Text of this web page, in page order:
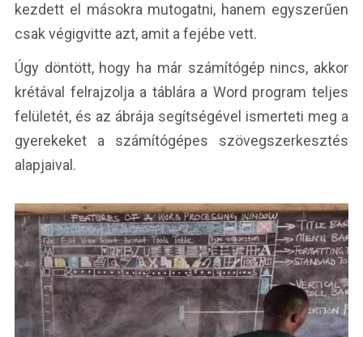
kezdett el másokra mutogatni, hanem egyszerűen
csak végigvitte azt, amit a fejébe vett.
Úgy döntött, hogy ha már számítógép nincs, akkor
krétával felrajzolja a táblára a Word program teljes
felületét, és az ábrája segítségével ismerteti meg a
gyerekeket a számítógépes szövegszerkesztés
alapjaival.